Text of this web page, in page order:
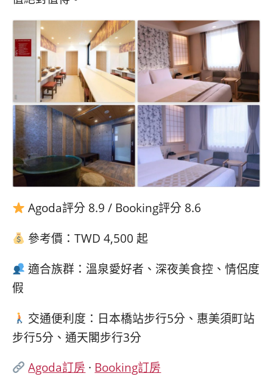
Agoda評分 8.9 / Booking評分 8.6
參考價：TWD 4,500 起
適合族群：溫泉愛好者、深夜美食控、情侶度
假
交通便利度：日本橋站步行5分、惠美須町站
步行5分、通天閣步行3分
Agoda訂房 · Booking訂房